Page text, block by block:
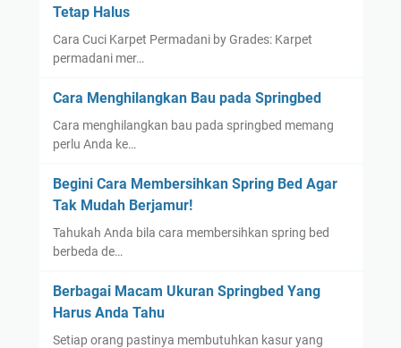
Tetap Halus
Cara Cuci Karpet Permadani by Grades: Karpet
permadani mer…
Cara Menghilangkan Bau pada Springbed
Cara menghilangkan bau pada springbed memang
perlu Anda ke…
Begini Cara Membersihkan Spring Bed Agar
Tak Mudah Berjamur!
Tahukah Anda bila cara membersihkan spring bed
berbeda de…
Berbagai Macam Ukuran Springbed Yang
Harus Anda Tahu
Setiap orang pastinya membutuhkan kasur yang